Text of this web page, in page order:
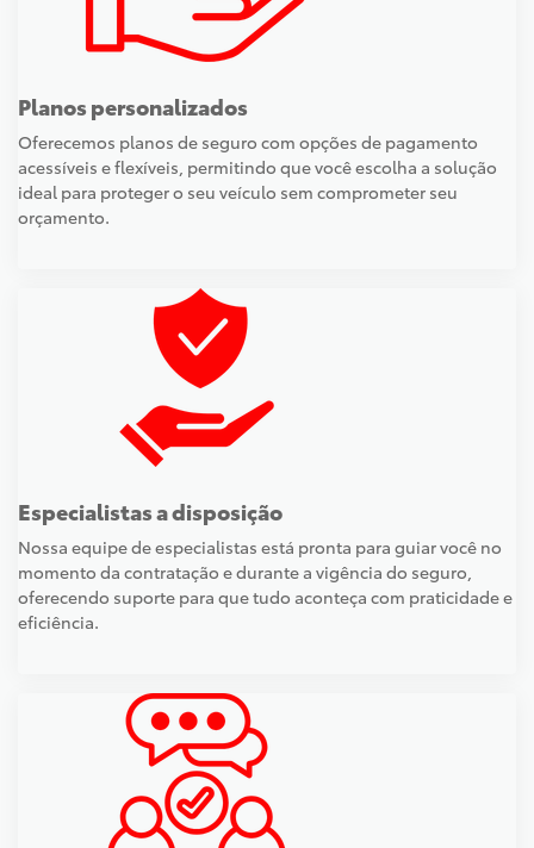
Planos personalizados
Oferecemos planos de seguro com opções de pagamento
acessíveis e flexíveis, permitindo que você escolha a solução
ideal para proteger o seu veículo sem comprometer seu
orçamento.
Especialistas a disposição
Nossa equipe de especialistas está pronta para guiar você no
momento da contratação e durante a vigência do seguro,
oferecendo suporte para que tudo aconteça com praticidade e
eficiência.